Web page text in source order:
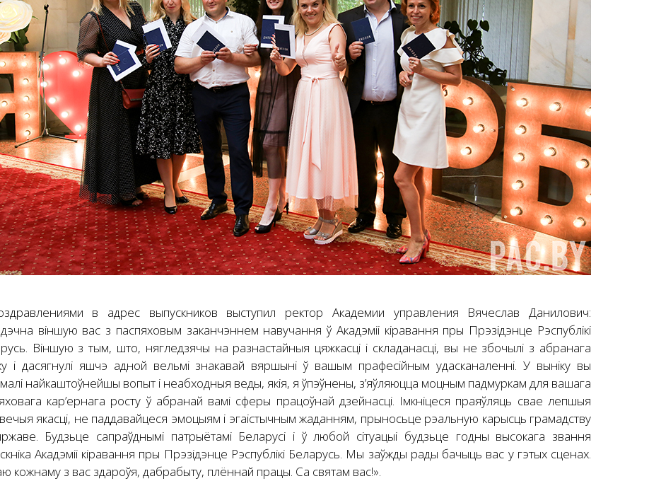
в адрес выпускников выступил ректор Академии управления Вячеслав Данилович:
віншую вас з паспяховым заканчэннем навучання ў Акадэміі кіравання пры Прэзідэнце Рэспублікі
Віншую з тым, што, нягледзячы на разнастайныя цяжкасці і складанасці, вы не збочылі з абранага
і дасягнулі яшчэ адной вельмі знакавай вяршыні ў вашым прафесійным удасканаленні. У выніку вы
найкаштоўнейшы вопыт і неабходныя веды, якія, я ўпэўнены, з’яўляюцца моцным падмуркам для вашага
кар’ернага росту ў абранай вамі сферы працоўнай дзейнасці. Імкніцеся праяўляць свае лепшыя
якасці, не паддавайцеся эмоцыям і эгаістычным жаданням, прыносьце рэальную карысць грамадству
Будзьце сапраўднымі патрыётамі Беларусі і ў любой сітуацыі будзьце годны высокага звання
Акадэміі кіравання пры Прэзідэнце Рэспублікі Беларусь. Мы заўжды рады бачыць вас у гэтых сценах.
кожнаму з вас здароўя, дабрабыту, плённай працы. Са святам вас!».